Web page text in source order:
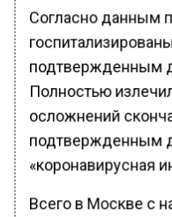
Согласно данным
подтвержденным
Полностью
осложнений
подтвержденным
«коронавирусная
Всего в Москве с